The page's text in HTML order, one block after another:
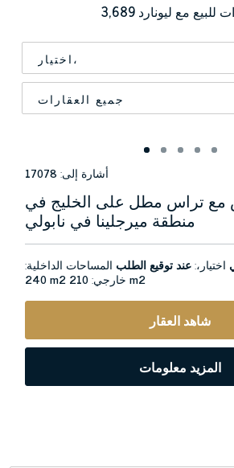
3,689للبيع مع ليونارد
أشارة إلى:17078
مع تراس مطل على الخليج في
منطقة ميرجلينا في نابولي
اختيار،:عند توقيع الطلب المساحات الداخلية:
240 m2 خارجي: 210 m2
شاهد العقار
المزيد معلومات